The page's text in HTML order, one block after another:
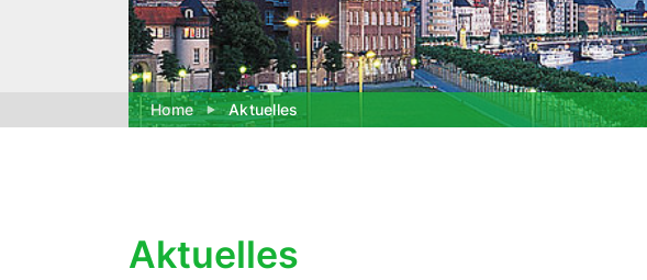
Home Aktuelles
Aktuelles